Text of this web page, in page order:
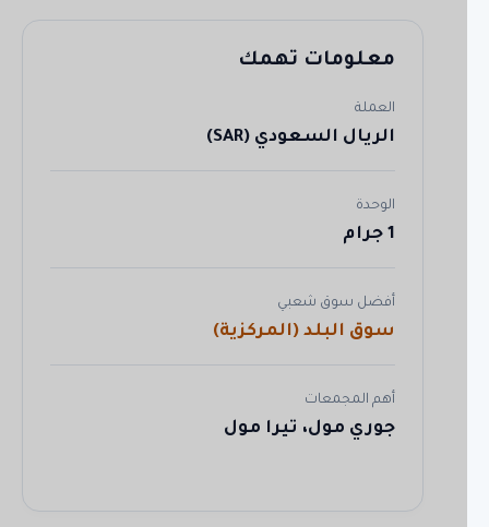
معلومات تهمك
العملة
الريال السعودي (SAR)
الوحدة
أفضل سوق شعبي
سوق البلد (المركزية)
أهم المجمعات
جوري مول، تيرا مول